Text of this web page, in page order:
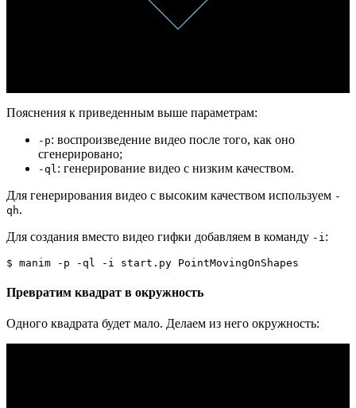
Пояснения к приведенным выше параметрам:
-p: воспроизведение видео после того, как оно
сгенерировано;
-ql : генерирование видео с низким качеством.
Для генерирования видео с высоким качеством используем -
qh.
Для создания вместо видео гифки добавляем в команду -i :
$ manim -p -ql -i start.py PointMovingOnShapes
Превратим квадрат в окружность
Одного квадрата будет мало. Делаем из него окружность: